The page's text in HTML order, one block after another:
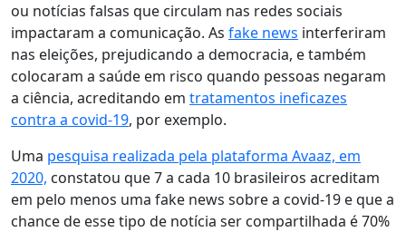
ou notícias falsas que circulam nas redes sociais
impactaram a comunicação. As fake news interferiram
nas eleições, prejudicando a democracia, e também
colocaram a saúde em risco quando pessoas negaram
a ciência, acreditando em tratamentos ineficazes
contra a covid-19, por exemplo.
Uma pesquisa realizada pela plataforma Avaaz, em
2020, constatou que 7 a cada 10 brasileiros acreditam
em pelo menos uma fake news sobre a covid-19 e que a
chance de esse tipo de notícia ser compartilhada é 70%